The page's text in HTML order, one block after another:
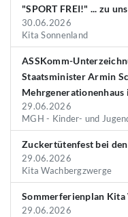
"SPORT FREI!" ... zu
30.06.2026
Kita Sonnenland
ASSKomm-
Staatsminister Armin
Mehrgenerationenhaus
29.06.2026
MGH - Kinder- und
Zuckertütenfest bei
29.06.2026
Kita Wachbergzwerge
Sommerferienplan Kita
29.06.2026